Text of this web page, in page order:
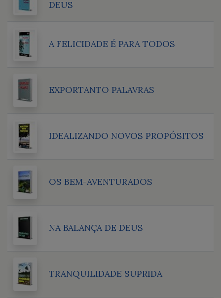
DEUS
A FELICIDADE É PARA TODOS
EXPORTANTO PALAVRAS
IDEALIZANDO NOVOS PROPÓSITOS
OS BEM-AVENTURADOS
NA BALANÇA DE DEUS
TRANQUILIDADE SUPRIDA